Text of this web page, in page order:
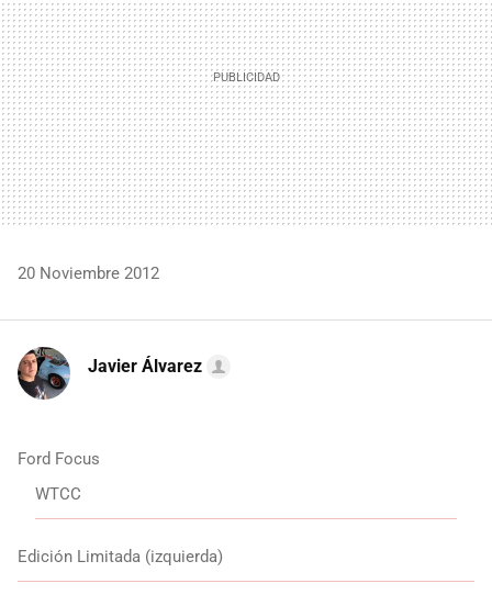
20 Noviembre 2012
Javier Álvarez
Ford Focus
WTCC
Edición Limitada (izquierda)